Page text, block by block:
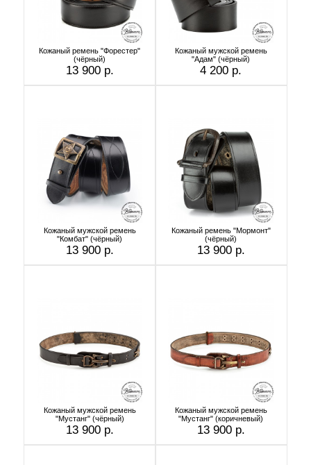
Кожаный ремень "Форестер"
(чёрный)
13 900 р.
Кожаный мужской ремень
"Адам" (чёрный)
4 200 р.
Кожаный мужской ремень
"Комбат" (чёрный)
13 900 р.
Кожаный ремень "Мормонт"
(чёрный)
13 900 р.
Кожаный мужской ремень
"Мустанг" (чёрный)
13 900 р.
Кожаный мужской ремень
"Мустанг" (коричневый)
13 900 р.